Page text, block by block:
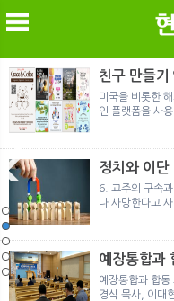
메
노르웨이 재판이 남긴
정통의 가면을 쓴 박옥
일본 통일교, 해산명령
여호와의 증인 2세와
「현대종교」, 주님의교
노르웨이 재판이 남긴
정통의 가면을 쓴 박옥
친구 만들기
경험한 9개
미국을 비롯한
인 플랫폼을 사
정치와 이
6. 교주의 구속
나 사망한다고
예장통합과
회 탈퇴
예장통합과 합
경식 목사, 이대